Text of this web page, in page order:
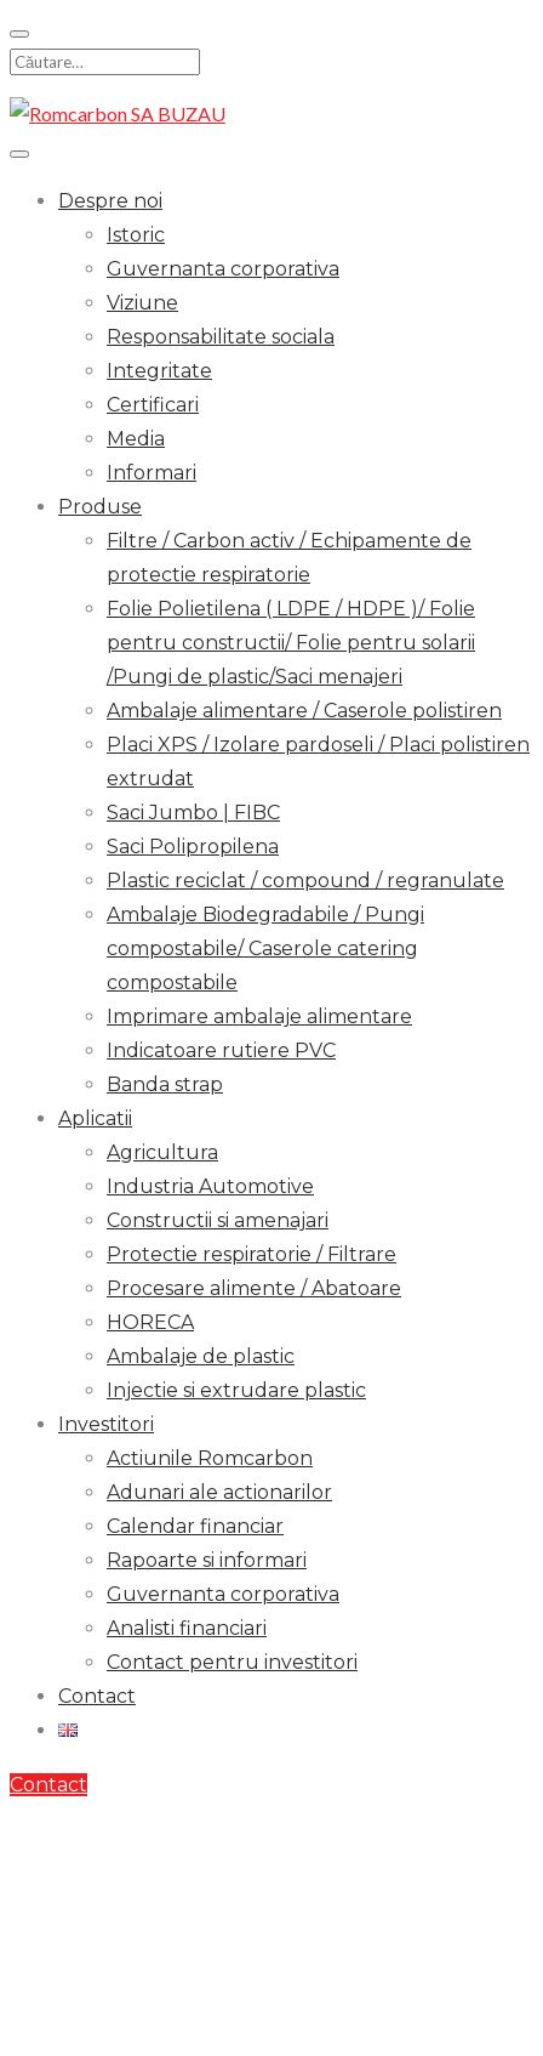
Skip
to
content
Search
for:
Despre noi
Istoric
Guvernanta corporativa
Viziune
Responsabilitate sociala
Integritate
Certificari
Media
Informari
Produse
Filtre / Carbon activ / Echipamente de
protectie respiratorie
Folie Polietilena ( LDPE / HDPE )/ Folie
pentru constructii/ Folie pentru solarii
/Pungi de plastic/Saci menajeri
Ambalaje alimentare / Caserole polistiren
Placi XPS / Izolare pardoseli / Placi polistiren
extrudat
Saci Jumbo | FIBC
Saci Polipropilena
Plastic reciclat / compound / regranulate
Ambalaje Biodegradabile / Pungi
compostabile/ Caserole catering
compostabile
Imprimare ambalaje alimentare
Indicatoare rutiere PVC
Banda strap
Aplicatii
Agricultura
Industria Automotive
Constructii si amenajari
Protectie respiratorie / Filtrare
Procesare alimente / Abatoare
HORECA
Ambalaje de plastic
Injectie si extrudare plastic
Investitori
Actiunile Romcarbon
Adunari ale actionarilor
Calendar financiar
Rapoarte si informari
Guvernanta corporativa
Analisti financiari
Contact pentru investitori
Contact
Contact